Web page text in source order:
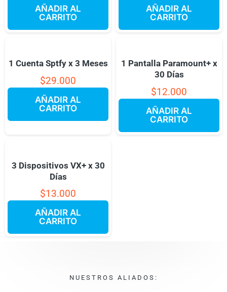
AÑADIR AL
CARRITO
AÑADIR AL
CARRITO
1 Cuenta Sptfy x 3 Meses
$29.000
AÑADIR AL
CARRITO
1 Pantalla Paramount+ x
30 Días
$12.000
AÑADIR AL
CARRITO
3 Dispositivos VX+ x 30
Días
$13.000
AÑADIR AL
CARRITO
NUESTROS ALIADOS: